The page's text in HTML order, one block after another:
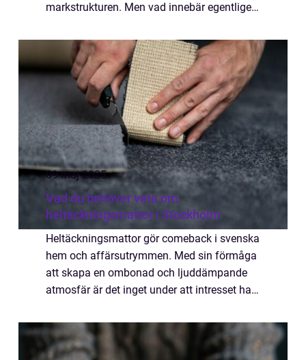
markstrukturen. Men vad innebär egentligen
09 maj 2025
Vad du behöver veta om
heltäckningsmattor i Stockholm
Heltäckningsmattor gör comeback i svenska
hem och affärsutrymmen. Med sin förmåga
att skapa en ombonad och ljuddämpande
atmosfär är det inget under att intresset har